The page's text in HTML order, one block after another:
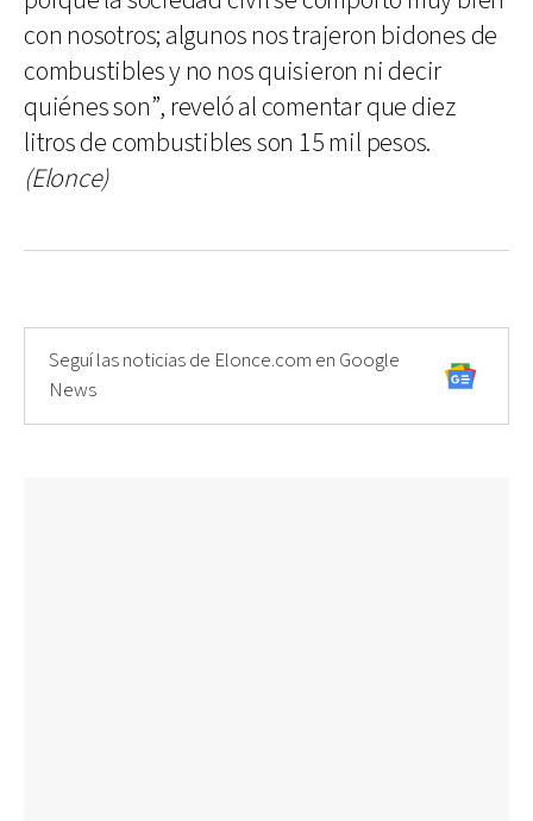
con nosotros; algunos nos trajeron bidones de
combustibles y no nos quisieron ni decir
quiénes son”, reveló al comentar que diez
litros de combustibles son 15 mil pesos.
(Elonce)
Seguí las noticias de Elonce.com en Google
News